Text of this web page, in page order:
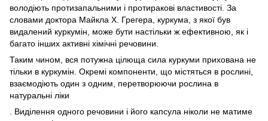
володіють протизапальними і протиракові властивості. За
словами доктора Майкла Х. Грегера, куркума, з якої був
видалений куркумін, може бути настільки ж ефективною, як і
багато інших активні хімічні речовини.
Таким чином, вся потужна цілюща сила куркуми прихована не
тільки в куркумін. Окремі компоненти, що містяться в рослині,
взаємодіють один з одним, перетворюючи рослина в
натуральні ліки
. Виділення одного речовини і його капсула ніколи не матиме